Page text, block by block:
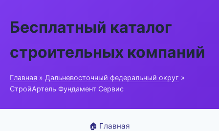
Бесплатный каталог
строительных компаний
Главная » Дальневосточный федеральный округ »
СтройАртель Фундамент Сервис
🏠 Главная